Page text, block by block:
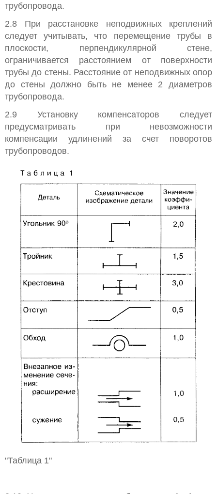
трубопровода.
2.8 При расстановке неподвижных креплений
следует учитывать, что перемещение трубы в
плоскости, перпендикулярной стене,
ограничивается расстоянием от поверхности
трубы до стены. Расстояние от неподвижных опор
до стены должно быть не менее 2 диаметров
трубопровода.
2.9 Установку компенсаторов следует
предусматривать при невозможности
компенсации удлинений за счет поворотов
трубопроводов.
"Таблица 1"